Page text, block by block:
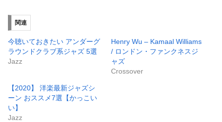
関連
今聴いておきたい アンダーグ
ラウンドクラブ系ジャズ 5選
Jazz
Henry Wu – Kamaal Williams
/ ロンドン・ファンクネスジ
ャズ
Crossover
【2020】 洋楽最新ジャズシ
ーン おススメ7選【かっこい
い】
Jazz